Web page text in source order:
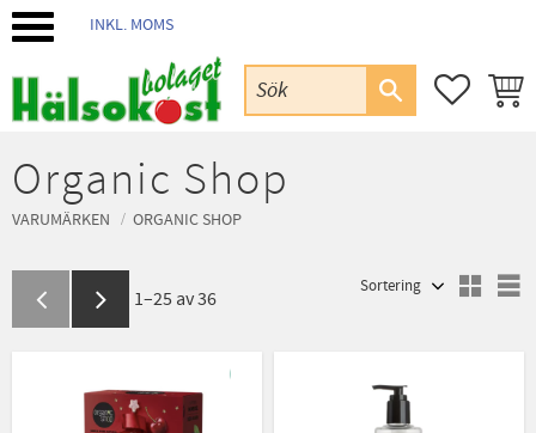
INKL. MOMS
Organic Shop
VARUMÄRKEN ORGANIC SHOP
1–25 av36